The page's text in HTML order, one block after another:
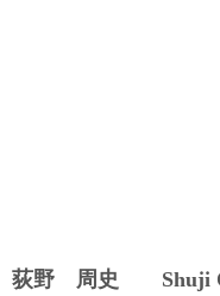
荻野 周史 Shuji